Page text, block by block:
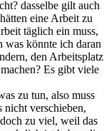
dasselbe gilt auch
eine Arbeit zu
täglich ein muss,
was könnte ich daran
den Arbeitsplatz
Es gibt viele
zu tun, also muss
verschieben,
zu viel, weil das